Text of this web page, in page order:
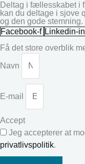
Deltag i fællesskabet i
kan du deltage i sjove
og den gode stemning.
Facebook-f Linkedin-in
Få det store overblik
Navn
E-mail
Accept
Jeg accepterer at
privatlivspolitik.